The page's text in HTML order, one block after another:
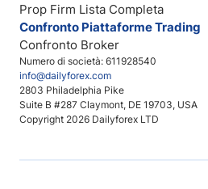
Numero di società: 611928540
info@dailyforex.com
2803 Philadelphia Pike
Suite B #287 Claymont, DE 19703, USA
Copyright 2026 Dailyforex LTD
Prop Firm Lista Completa
Confronto Piattaforme Trading
Confronto Broker